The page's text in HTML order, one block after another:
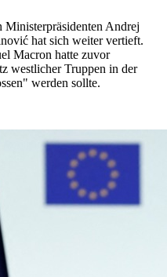
Andrej
hat sich weiter vertieft.
Macron hatte zuvor
westlicher Truppen in der
werden sollte.